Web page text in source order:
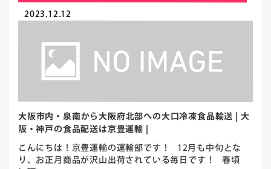
2023.12.12
大阪市内・泉南から大阪府北部への大口冷凍食品輸送 | 大
阪・神戸の食品配送は京豊運輸 |
こんにちは！京豊運輸の運輸部です！ 12月も中旬とな
り、お正月商品が沢山出荷されている毎日です！ 春頃